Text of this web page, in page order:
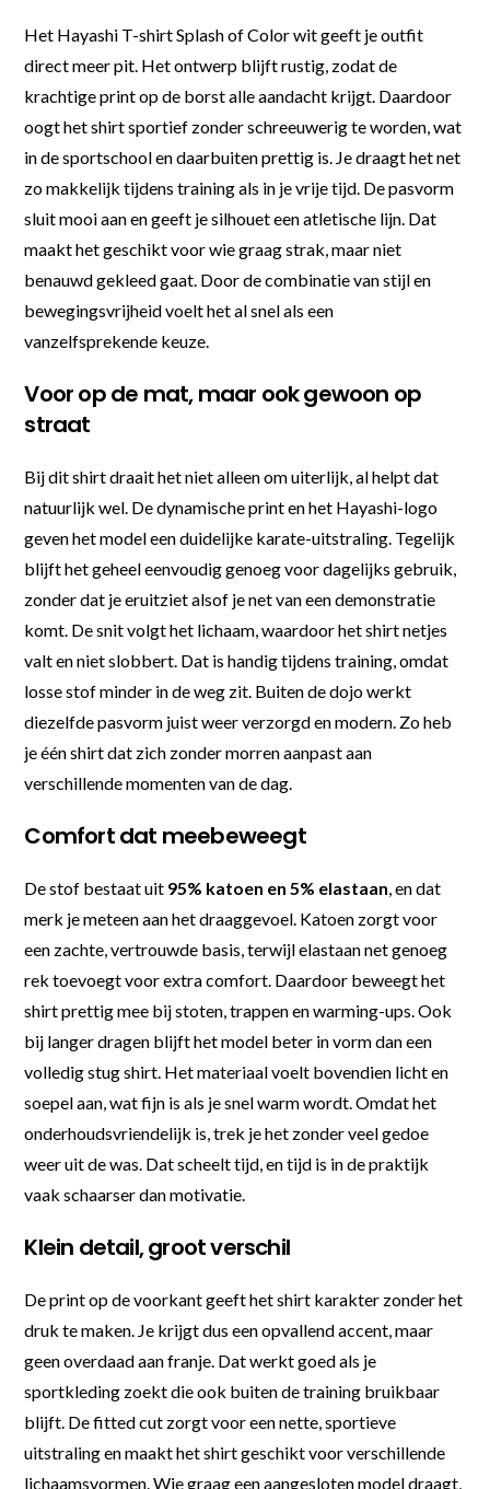
Het Hayashi T-shirt Splash of Color wit geeft je outfit
direct meer pit. Het ontwerp blijft rustig, zodat de
krachtige print op de borst alle aandacht krijgt. Daardoor
oogt het shirt sportief zonder schreeuwerig te worden, wat
in de sportschool en daarbuiten prettig is. Je draagt het net
zo makkelijk tijdens training als in je vrije tijd. De pasvorm
sluit mooi aan en geeft je silhouet een atletische lijn. Dat
maakt het geschikt voor wie graag strak, maar niet
benauwd gekleed gaat. Door de combinatie van stijl en
bewegingsvrijheid voelt het al snel als een
vanzelfsprekende keuze.
Voor op de mat, maar ook gewoon op
straat
Bij dit shirt draait het niet alleen om uiterlijk, al helpt dat
natuurlijk wel. De dynamische print en het Hayashi-logo
geven het model een duidelijke karate-uitstraling. Tegelijk
blijft het geheel eenvoudig genoeg voor dagelijks gebruik,
zonder dat je eruitziet alsof je net van een demonstratie
komt. De snit volgt het lichaam, waardoor het shirt netjes
valt en niet slobbert. Dat is handig tijdens training, omdat
losse stof minder in de weg zit. Buiten de dojo werkt
diezelfde pasvorm juist weer verzorgd en modern. Zo heb
je één shirt dat zich zonder morren aanpast aan
verschillende momenten van de dag.
Comfort dat meebeweegt
De stof bestaat uit 95% katoen en 5% elastaan, en dat
merk je meteen aan het draaggevoel. Katoen zorgt voor
een zachte, vertrouwde basis, terwijl elastaan net genoeg
rek toevoegt voor extra comfort. Daardoor beweegt het
shirt prettig mee bij stoten, trappen en warming-ups. Ook
bij langer dragen blijft het model beter in vorm dan een
volledig stug shirt. Het materiaal voelt bovendien licht en
soepel aan, wat fijn is als je snel warm wordt. Omdat het
onderhoudsvriendelijk is, trek je het zonder veel gedoe
weer uit de was. Dat scheelt tijd, en tijd is in de praktijk
vaak schaarser dan motivatie.
Klein detail, groot verschil
De print op de voorkant geeft het shirt karakter zonder het
druk te maken. Je krijgt dus een opvallend accent, maar
geen overdaad aan franje. Dat werkt goed als je
sportkleding zoekt die ook buiten de training bruikbaar
blijft. De fitted cut zorgt voor een nette, sportieve
uitstraling en maakt het shirt geschikt voor verschillende
lichaamsvormen. Wie graag een aangesloten model draagt,